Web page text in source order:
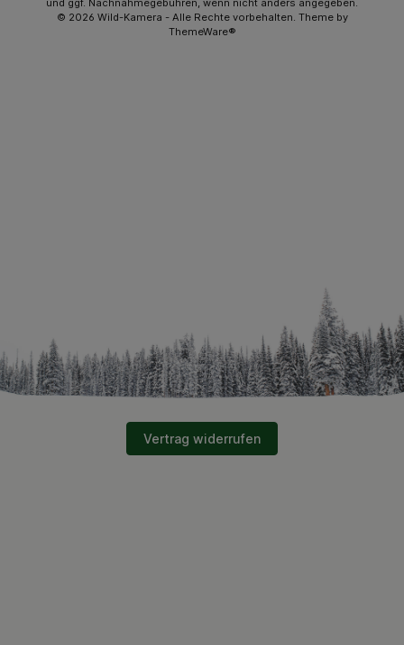
und ggf. Nachnahmegebühren, wenn nicht anders angegeben.
© 2026 Wild-Kamera - Alle Rechte vorbehalten. Theme by
ThemeWare®
Vertrag widerrufen